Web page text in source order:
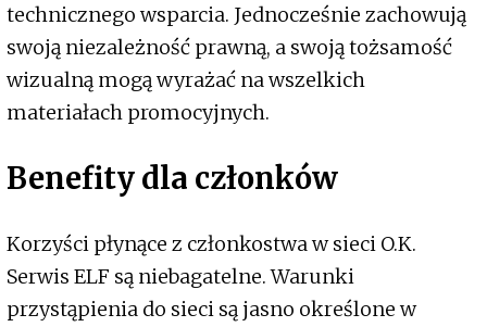
technicznego wsparcia. Jednocześnie zachowują
swoją niezależność prawną, a swoją tożsamość
wizualną mogą wyrażać na wszelkich
materiałach promocyjnych.
Benefity dla członków
Korzyści płynące z członkostwa w sieci O.K.
Serwis ELF są niebagatelne. Warunki
przystąpienia do sieci są jasno określone w